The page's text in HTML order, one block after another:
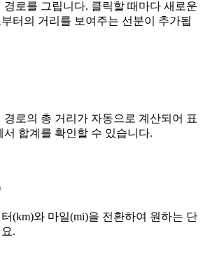
경로를 그립니다. 클릭할 때마다 새로운
터의 거리를 보여주는 선분이 추가됩
경로의 총 거리가 자동으로 계산되어 표
합계를 확인할 수 있습니다.
(km)와 마일(mi)을 전환하여 원하는 단
.